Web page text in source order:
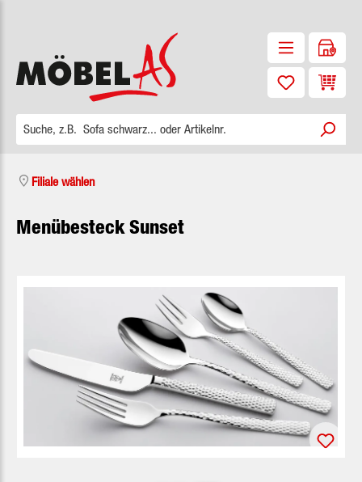
Filiale wählen
Menübesteck Sunset
Bildergalerie überspringen